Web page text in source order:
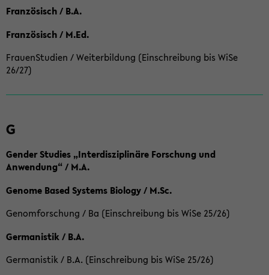
Französisch / B.A.
Französisch / M.Ed.
FrauenStudien / Weiterbildung (Einschreibung bis WiSe
26/27)
G
Gender Studies „Interdisziplinäre Forschung und
Anwendung“ / M.A.
Genome Based Systems Biology / M.Sc.
Genomforschung / Ba (Einschreibung bis WiSe 25/26)
Germanistik / B.A.
Germanistik / B.A. (Einschreibung bis WiSe 25/26)